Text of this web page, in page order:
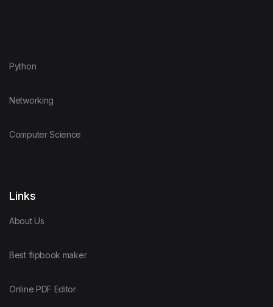
Python
Networking
Computer Science
Links
About Us
Best flipbook maker
Online PDF Editor